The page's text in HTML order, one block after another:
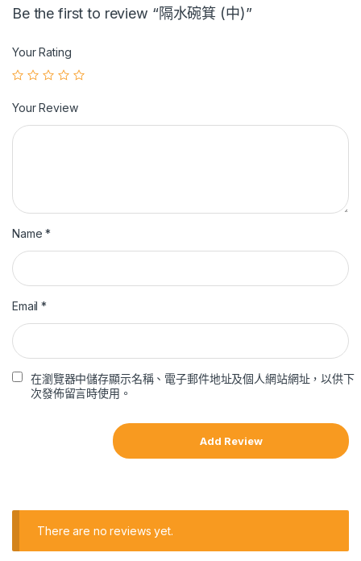
Be the first to review “隔水碗箕 (中)”
Your Rating
Your Review
Name*
Email*
在瀏覽器中儲存顯示名稱、電子郵件地址及個人網站網址，以供下
次發佈留言時使用。
There are no reviews yet.